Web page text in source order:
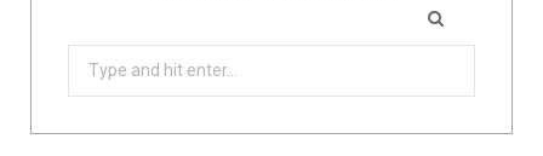
Search